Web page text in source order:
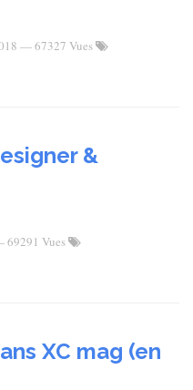
— 67327 Vues
&
Vues
XC mag (en